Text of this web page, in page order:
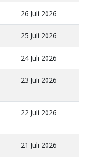
26 Juli 2026
25 Juli 2026
24 Juli 2026
23 Juli 2026
22 Juli 2026
21 Juli 2026